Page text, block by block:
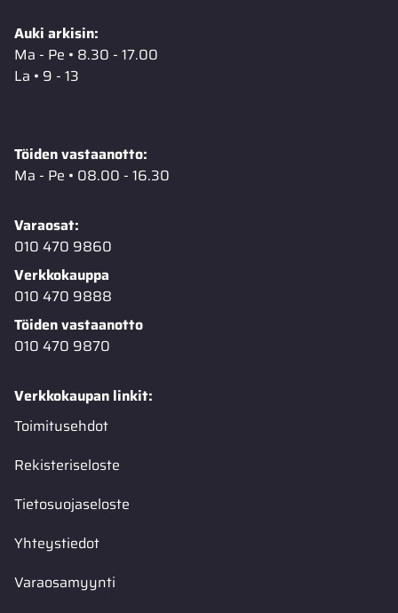
Auki arkisin:
Ma - Pe • 8.30 - 17.00
La • 9 - 13
Töiden vastaanotto:
Ma - Pe • 08.00 - 16.30
Varaosat:
010 470 9860
Verkkokauppa
010 470 9888
Töiden vastaanotto
010 470 9870
Verkkokaupan linkit:
Toimitusehdot
Rekisteriseloste
Tietosuojaseloste
Yhteystiedot
Varaosamyynti